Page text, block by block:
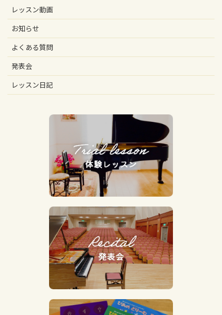
レッスン動画
お知らせ
よくある質問
発表会
レッスン日記